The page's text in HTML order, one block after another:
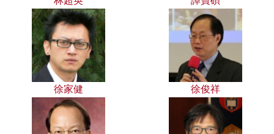
徐家健 徐俊祥